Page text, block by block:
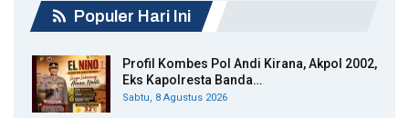
Populer Hari Ini
Profil Kombes Pol Andi Kirana, Akpol 2002,
Eks Kapolresta Banda…
Sabtu, 8 Agustus 2026